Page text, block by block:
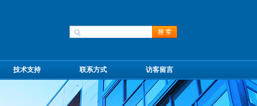
技术支持 联系方式 访客留言